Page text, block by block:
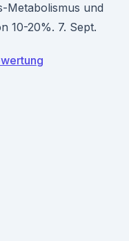
Metabolismus und
10-20%. 7. Sept.